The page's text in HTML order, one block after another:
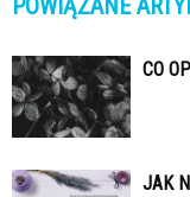
POWIĄZANE
CO
JAK